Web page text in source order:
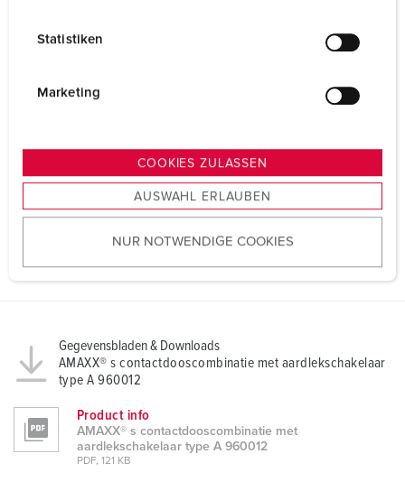
s
u
w
Statistiken
Marketing
COOKIES ZULASSEN
AUSWAHL ERLAUBEN
NUR NOTWENDIGE COOKIES
Gegevensbladen & Downloads
AMAXX® s contactdooscombinatie met aardlekschakelaar
type A 960012
Product info
AMAXX® s contactdooscombinatie met
aardlekschakelaar type A 960012
PDF, 121 KB